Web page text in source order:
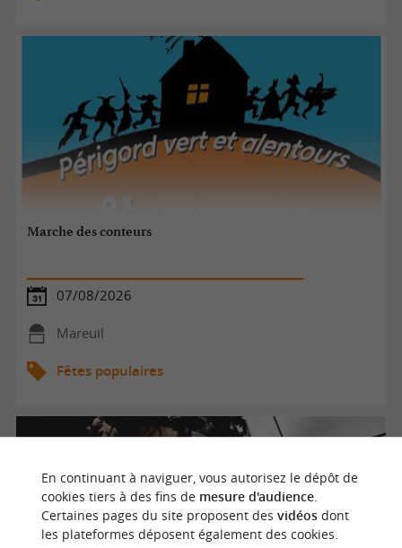
Marche des conteurs
07/08/2026
Mareuil
Fêtes populaires
En continuant à naviguer, vous autorisez le dépôt de
cookies tiers à des fins de mesure d'audience.
Certaines pages du site proposent des vidéosdont
les plateformes déposent également des cookies.